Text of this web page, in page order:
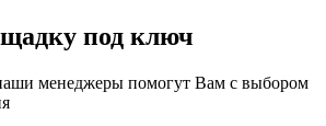
под ключ
менеджеры помогут Вам с выбором